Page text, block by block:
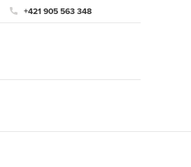
+421 905 563 348